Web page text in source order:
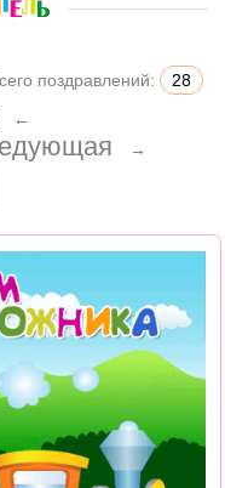
поздравлений: 28
←
→